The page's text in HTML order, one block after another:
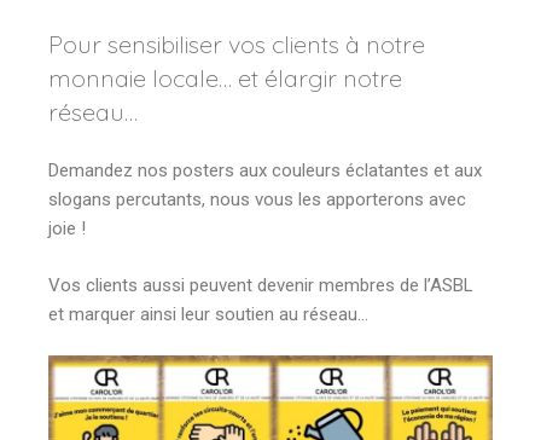
Pour sensibiliser vos clients à notre
monnaie locale… et élargir notre
réseau…
Demandez nos posters aux couleurs éclatantes et aux
slogans percutants, nous vous les apporterons avec
joie !
Vos clients aussi peuvent devenir membres de l’ASBL
et marquer ainsi leur soutien au réseau…